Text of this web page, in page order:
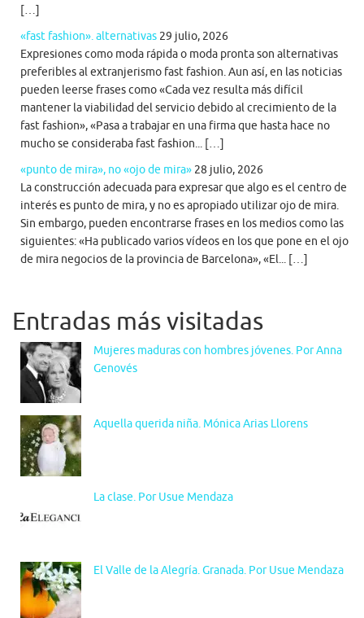
[…]
«fast fashion». alternativas 29 julio, 2026
Expresiones como moda rápida o moda pronta son alternativas
preferibles al extranjerismo fast fashion. Aun así, en las noticias
pueden leerse frases como «Cada vez resulta más difícil
mantener la viabilidad del servicio debido al crecimiento de la
fast fashion», «Pasa a trabajar en una firma que hasta hace no
mucho se consideraba fast fashion... […]
«punto de mira», no «ojo de mira» 28 julio, 2026
La construcción adecuada para expresar que algo es el centro de
interés es punto de mira, y no es apropiado utilizar ojo de mira.
Sin embargo, pueden encontrarse frases en los medios como las
siguientes: «Ha publicado varios vídeos en los que pone en el ojo
de mira negocios de la provincia de Barcelona», «El... […]
Entradas más visitadas
Mujeres maduras con hombres jóvenes. Por Anna
Genovés
Aquella querida niña. Mónica Arias Llorens
La clase. Por Usue Mendaza
El Valle de la Alegría. Granada. Por Usue Mendaza